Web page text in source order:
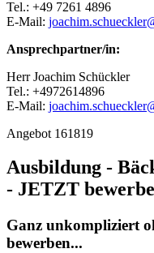
Tel.: +49 7261 4896
E-Mail:
Ansprechpartner/in:
Herr Joachim Schückler
Tel.: +4972614896
E-Mail:
Angebot 161819
Ausbildung -
- JETZT
Ganz unkompliziert
bewerben...